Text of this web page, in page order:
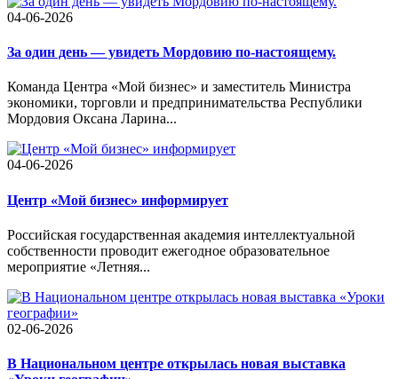
04-06-2026
За один день — увидеть Мордовию по-настоящему.
Команда Центра «Мой бизнес» и заместитель Министра
экономики, торговли и предпринимательства Республики
Мордовия Оксана Ларина...
04-06-2026
Центр «Мой бизнес» информирует
Российская государственная академия интеллектуальной
собственности проводит ежегодное образовательное
мероприятие «Летняя...
02-06-2026
В Национальном центре открылась новая выставка